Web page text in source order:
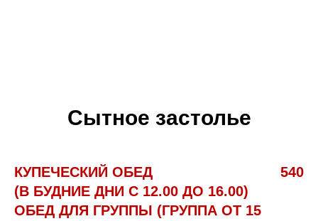
Сытное застолье
КУПЕЧЕСКИЙ ОБЕД
(В БУДНИЕ ДНИ С 12.00 ДО 16.00)
ОБЕД ДЛЯ ГРУППЫ (ГРУППА ОТ 15
540